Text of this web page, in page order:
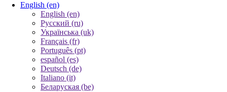
English (en)
English (en)
Русский (ru)
Українська (uk)
Français (fr)
Português (pt)
español (es)
Deutsch (de)
Italiano (it)
Беларуская (be)